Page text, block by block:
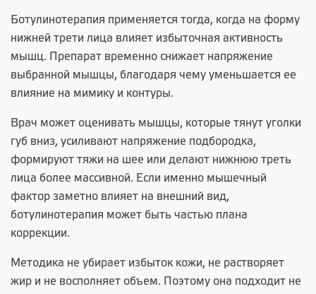
Ботулинотерапия применяется тогда, когда на форму
нижней трети лица влияет избыточная активность
мышц. Препарат временно снижает напряжение
выбранной мышцы, благодаря чему уменьшается ее
влияние на мимику и контуры.
Врач может оценивать мышцы, которые тянут уголки
губ вниз, усиливают напряжение подбородка,
формируют тяжи на шее или делают нижнюю треть
лица более массивной. Если именно мышечный
фактор заметно влияет на внешний вид,
ботулинотерапия может быть частью плана
коррекции.
Методика не убирает избыток кожи, не растворяет
жир и не восполняет объем. Поэтому она подходит не